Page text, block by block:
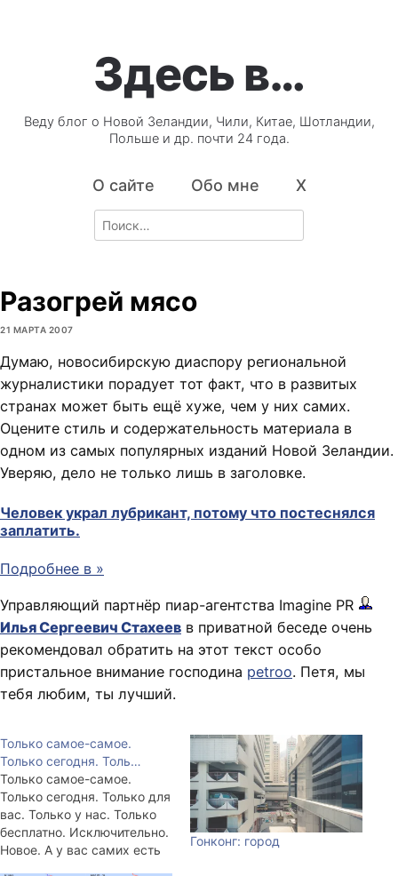
Здесь в…
Веду блог о Новой Зеландии, Чили, Китае, Шотландии,
Польше и др. почти 24 года.
О сайте Обо мне X
Search
for:
Разогрей мясо
21 МАРТА 2007
Думаю, новосибирскую диаспору региональной
журналистики порадует тот факт, что в развитых
странах может быть ещё хуже, чем у них самих.
Оцените стиль и содержательность материала в
одном из самых популярных изданий Новой Зеландии.
Уверяю, дело не только лишь в заголовке.
Человек украл лубрикант, потому что постеснялся
заплатить.
Подробнее в »
Управляющий партнёр пиар-агентства Imagine PR
Илья Сергеевич Стахеев в приватной беседе очень
рекомендовал обратить на этот текст особо
пристальное внимание господина petroo. Петя, мы
тебя любим, ты лучший.
Только самое-самое.
Только сегодня. Толь…
Только самое-самое.
Только сегодня. Только для
вас. Только у нас. Только
бесплатно. Исключительно.
Новое. А у вас самих есть
Гонконг: город